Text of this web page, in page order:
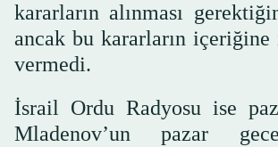
kararların alınması
ancak bu kararların
vermedi.
İsrail Ordu Radyosu ise
Mladenov’un pazar